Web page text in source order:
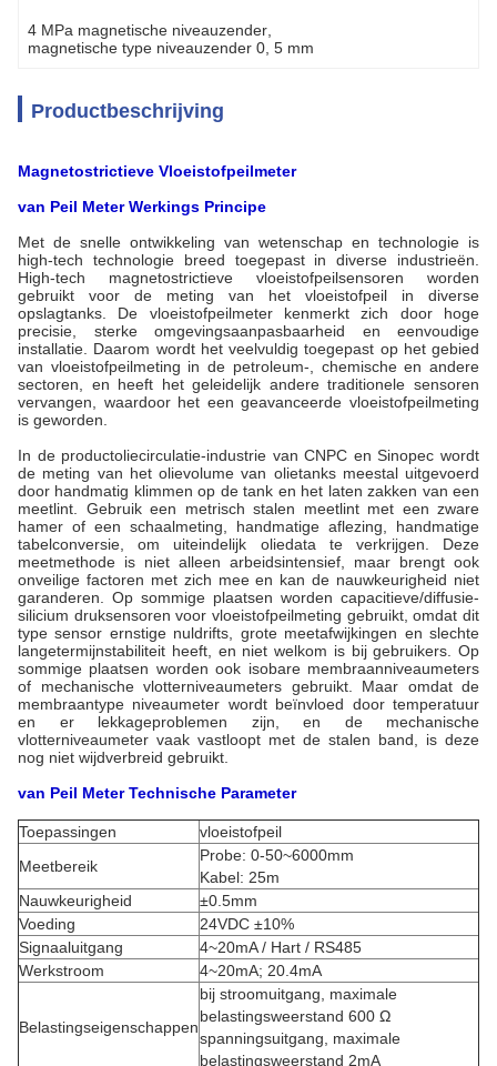
4 MPa magnetische niveauzender
magnetische type niveauzender 0 5 mm
Productbeschrijving
Magnetostrictieve Vloeistofpeilmeter
van Peil MeterWerkings Principe
Met de snelle ontwikkeling van wetenschap en technologie is
high-tech technologie breed toegepast in diverse industrieën.
High-tech magnetostrictieve vloeistofpeilsensoren worden
gebruikt voor de meting van het vloeistofpeil in diverse
opslagtanks. De vloeistofpeilmeter kenmerkt zich door hoge
precisie, sterke omgevingsaanpasbaarheid en eenvoudige
installatie. Daarom wordt het veelvuldig toegepast op het gebied
van vloeistofpeilmeting in de petroleum-, chemische en andere
sectoren, en heeft het geleidelijk andere traditionele sensoren
vervangen, waardoor het een geavanceerde vloeistofpeilmeting
is geworden.
In de productoliecirculatie-industrie van CNPC en Sinopec wordt
de meting van het olievolume van olietanks meestal uitgevoerd
door handmatig klimmen op de tank en het laten zakken van een
meetlint. Gebruik een metrisch stalen meetlint met een zware
hamer of een schaalmeting, handmatige aflezing, handmatige
tabelconversie, om uiteindelijk oliedata te verkrijgen. Deze
meetmethode is niet alleen arbeidsintensief, maar brengt ook
onveilige factoren met zich mee en kan de nauwkeurigheid niet
garanderen. Op sommige plaatsen worden capacitieve/diffusie-
silicium druksensoren voor vloeistofpeilmeting gebruikt, omdat dit
type sensor ernstige nuldrifts, grote meetafwijkingen en slechte
langetermijnstabiliteit heeft, en niet welkom is bij gebruikers. Op
sommige plaatsen worden ook isobare membraanniveaumeters
of mechanische vlotterniveaumeters gebruikt. Maar omdat de
membraantype niveaumeter wordt beïnvloed door temperatuur
en er lekkageproblemen zijn, en de mechanische
vlotterniveaumeter vaak vastloopt met de stalen band, is deze
nog niet wijdverbreid gebruikt.
van Peil MeterTechnische Parameter
Toepassingen
vloeistofpeil
Meetbereik
Probe: 0-50~6000mm
Kabel: 25m
Nauwkeurigheid
±0.5mm
Voeding
24VDC ±10%
Signaaluitgang
4~20mA / Hart / RS485
Werkstroom
4~20mA; 20.4mA
Belastingseigenschappen
bij stroomuitgang, maximale
belastingsweerstand 600 Ω
spanningsuitgang, maximale
belastingsweerstand 2mA